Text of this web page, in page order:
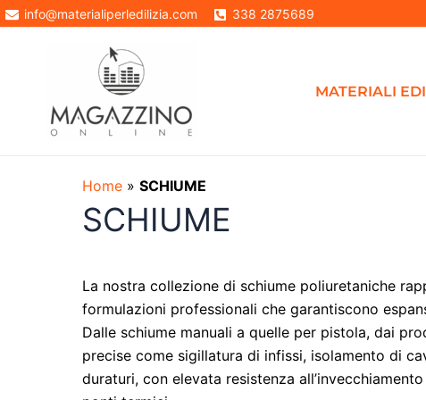
Vai info@materialiperledilizia.com 338 2875689
MATERIALI
Home » SCHIUME
SCHIUME
La nostra collezione di schiume poliuretaniche
formulazioni professionali che garantiscono
Dalle schiume manuali a quelle per pistola, dai
precise come sigillatura di infissi, isolamento di
duraturi, con elevata resistenza